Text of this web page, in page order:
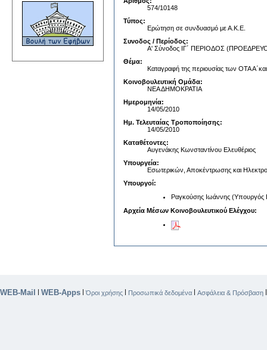
574/10148
Τύπος:
Ερώτηση σε συνδυασμό με Α.Κ.Ε.
Συνοδος / Περίοδος:
Α' Σύνοδος ΙΓ΄ ΠΕΡΙΟΔΟΣ
Θέμα:
Καταγραφή της περιουσίας των ΟΤΑ
Κοινοβουλευτική Ομάδα:
ΝΕΑ ΔΗΜΟΚΡΑΤΙΑ
Ημερομηνία:
14/05/2010
Ημ. Τελευταίας Τροποποίησης:
14/05/2010
Καταθέτοντες:
Αυγενάκης Κωνσταντίνου Ελευθέριος
Υπουργεία:
Εσωτερικών, Αποκέντρωσης και
Υπουργοί:
Ραγκούσης Ιωάννης (Υπουργός
Αρχεία Μέσων Κοινοβουλευτικού Ελέγχου:
WEB-Mail WEB-Apps |Όροι χρήσης Προσωπικά δεδομένα Ασφάλεια & Πρόσβαση